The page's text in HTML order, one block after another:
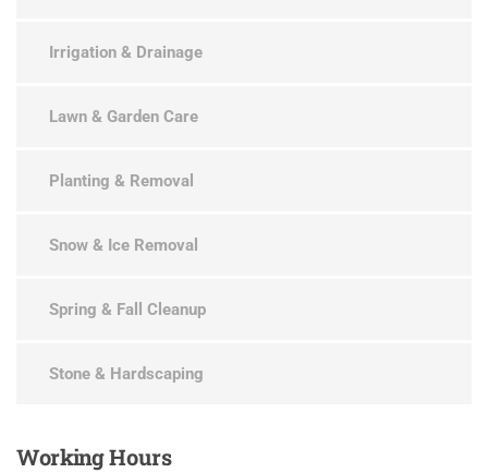
Irrigation & Drainage
Lawn & Garden Care
Planting & Removal
Snow & Ice Removal
Spring & Fall Cleanup
Stone & Hardscaping
WorkingHours